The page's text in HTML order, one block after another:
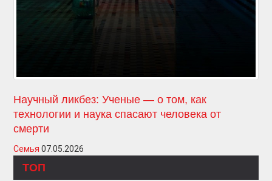
Научный ликбез: Ученые — о том, как
технологии и наука спасают человека от
смерти
Семья 07.05.2026
ТОП